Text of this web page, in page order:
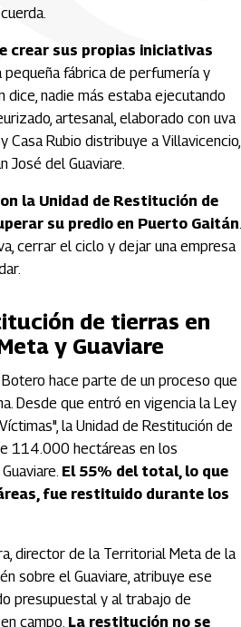
crear sus propias iniciativas
pequeña fábrica de perfumería y
dice, nadie más estaba ejecutando
artesanal, elaborado con uva
Casa Rubio distribuye a Villavicencio,
José del Guaviare.
la Unidad de Restitución de
su predio en Puerto Gaitán.
cerrar el ciclo y dejar una empresa
de tierras en
y Guaviare
hace parte de un proceso que
Desde que entró en vigencia la Ley
la Unidad de Restitución de
114.000 hectáreas en los
El 55% del total, lo que
fue restituido durante los
director de la Territorial Meta de la
sobre el Guaviare, atribuye ese
presupuestal y al trabajo de
campo. La restitución no se